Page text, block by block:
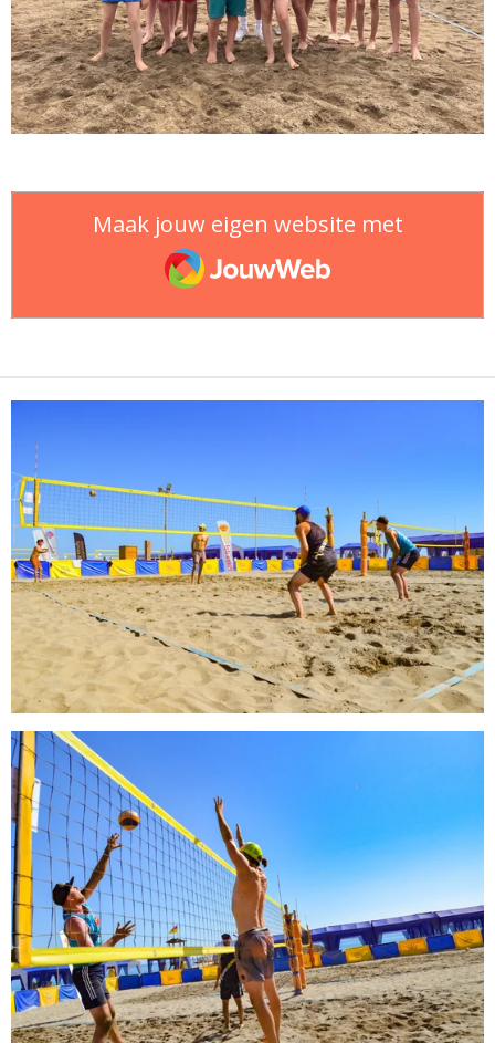
Maak jouw eigen website met
JouwWeb